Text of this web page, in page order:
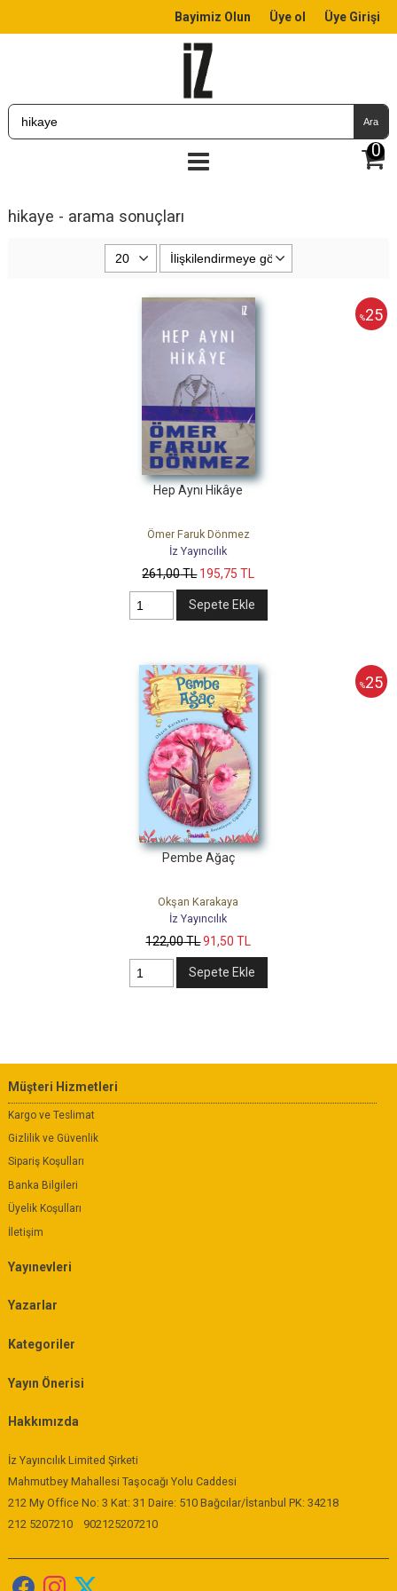
Bayimiz Olun Üye ol Üye Girişi
Ara
0
hikaye - arama sonuçları
%25
Hep Aynı Hikâye
Ömer Faruk Dönmez
İz Yayıncılık
261,00TL 195,75 TL
Sepete Ekle
%25
Pembe Ağaç
Okşan Karakaya
İz Yayıncılık
122,00TL91,50 TL
Sepete Ekle
Müşteri Hizmetleri
Kargo ve Teslimat
Gizlilik ve Güvenlik
Sipariş Koşulları
Banka Bilgileri
Üyelik Koşulları
İletişim
Yayınevleri
Yazarlar
Kategoriler
Yayın Önerisi
Hakkımızda
İz Yayıncılık Limited Şirketi
Mahmutbey Mahallesi Taşocağı Yolu Caddesi
212 My Office No: 3 Kat: 31 Daire: 510 Bağcılar/İstanbul PK: 34218
212 5207210
902125207210